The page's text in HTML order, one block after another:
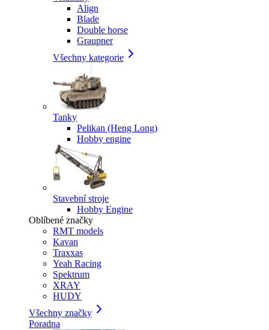
Align
Blade
Double horse
Graupner
Všechny kategorie
Tanky
Pelikan (Heng Long)
Hobby engine
Stavební stroje
Hobby Engine
Oblíbené značky
RMT models
Kavan
Traxxas
Yeah Racing
Spektrum
XRAY
HUDY
Všechny značky
Poradna